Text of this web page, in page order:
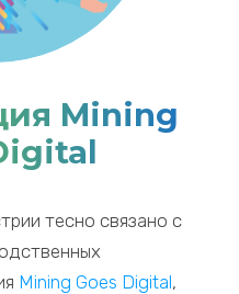
Mining
тесно связано с
MiningGoes Digital,